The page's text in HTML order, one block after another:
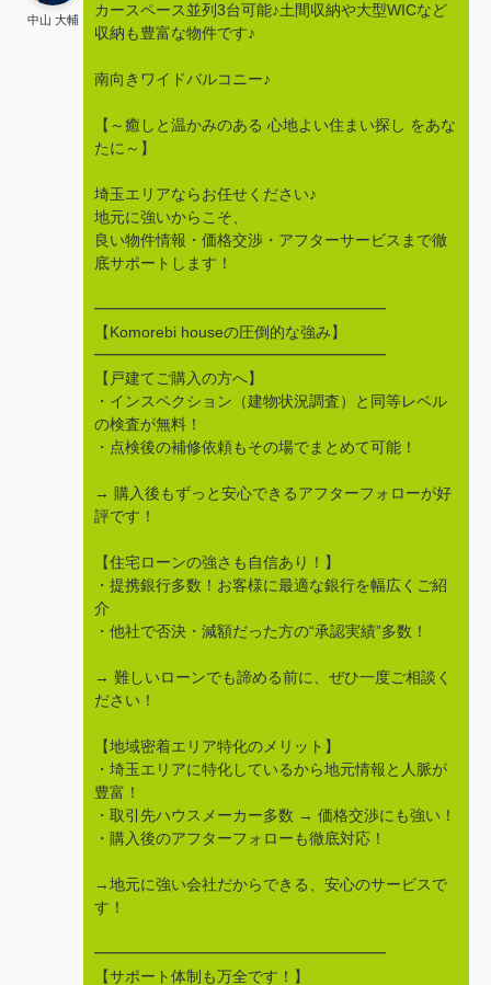
中山 大輔
カースペース並列3台可能♪土間収納や大型WICなど
収納も豊富な物件です♪
南向きワイドバルコニー♪
【～癒しと温かみのある 心地よい住まい探し をあな
たに～】
埼玉エリアならお任せください♪
地元に強いからこそ、
良い物件情報・価格交渉・アフターサービスまで徹
底サポートします！
━━━━━━━━━━━━━━━━━━━
【Komorebi houseの圧倒的な強み】
━━━━━━━━━━━━━━━━━━━
【戸建てご購入の方へ】
・インスペクション（建物状況調査）と同等レベル
の検査が無料！
・点検後の補修依頼もその場でまとめて可能！
→ 購入後もずっと安心できるアフターフォローが好
評です！
【住宅ローンの強さも自信あり！】
・提携銀行多数！お客様に最適な銀行を幅広くご紹
介
・他社で否決・減額だった方の“承認実績”多数！
→ 難しいローンでも諦める前に、ぜひ一度ご相談く
ださい！
【地域密着エリア特化のメリット】
・埼玉エリアに特化しているから地元情報と人脈が
豊富！
・取引先ハウスメーカー多数 → 価格交渉にも強い！
・購入後のアフターフォローも徹底対応！
→地元に強い会社だからできる、安心のサービスで
す！
━━━━━━━━━━━━━━━━━━━
【サポート体制も万全です！】